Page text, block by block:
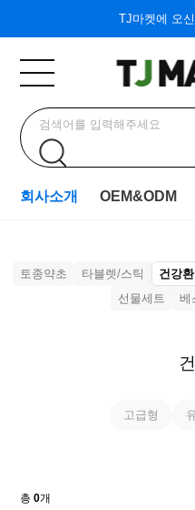
TJ마켓에 오
회사소개 OEM&ODM
토종약초 타블렛/스틱 건강환
선물세트
베
고급형
총0개